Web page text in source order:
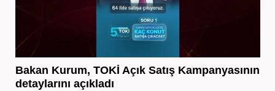
Bakan Kurum, TOKİ Açık Satış Kampanyasının
detaylarını açıkladı